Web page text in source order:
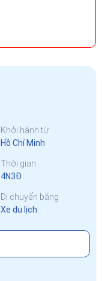
Khởi hành từ
Hồ Chí Minh
Thời gian
4N3Đ
Di chuyển bằng
Xe du lịch